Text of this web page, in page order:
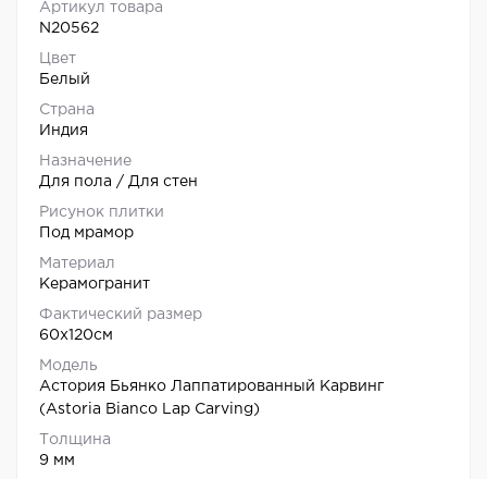
Артикул товара
N20562
Цвет
Белый
Страна
Индия
Назначение
Для пола / Для стен
Рисунок плитки
Под мрамор
Материал
Керамогранит
Фактический размер
60x120см
Модель
Астория Бьянко Лаппатированный Карвинг
(Astoria Bianco Lap Carving)
Толщина
9 мм